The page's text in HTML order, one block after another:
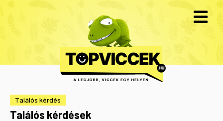
Találós kérdés
Találós kérdések